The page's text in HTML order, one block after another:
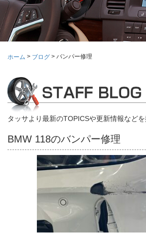
ホーム > ブログ > バンパー修理
タッサより最新のTOPICSや更新情報などを
BMW 118のバンパー修理